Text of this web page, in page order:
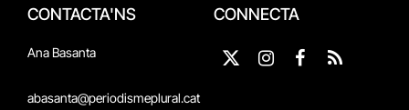
CONTACTA'NS
Ana Basanta
abasanta@periodismeplural.cat
CONNECTA
X
InstagramFacebook
RSS